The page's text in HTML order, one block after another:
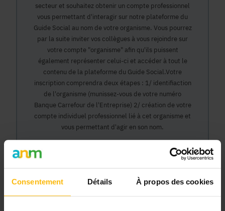
Consentement Détails À propos des cookies
secteur et souhaitez obtenir un compte professionnel
vous permettant d'interagir sur notre plateforme du
Guide Social au nom de votre organisme. Vous pourrez
par la suite inviter vos collègues à vous rejoindre sur
votre compte "organisme" afin qu'ils puissent
également représenter celui-ci et accéder à tout le
contenu de la plateforme du Guide Social.Votre
inscription comprendra deux étapes : 1/ identifiaction
de l'organisme (munissez-vous de votre numéro
Banque Carrefour de l'Entreprise) 2/ création de votre
compte individuel professionnel lié à cet organisme et
vous permettant d'agir en son nom.